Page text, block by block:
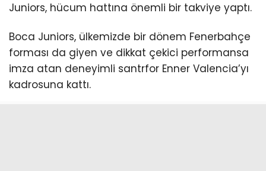
Juniors, hücum hattına önemli bir takviye yaptı.
Boca Juniors, ülkemizde bir dönem Fenerbahçe
forması da giyen ve dikkat çekici performansa
imza atan deneyimli santrfor Enner Valencia’yı
kadrosuna kattı.